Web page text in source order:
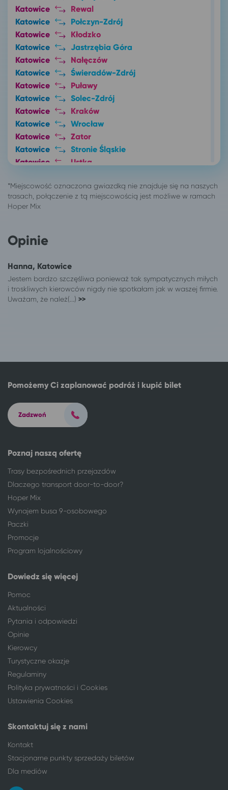
Katowice
Rewal
Katowice
Połczyn-Zdrój
Katowice
Kłodzko
Katowice
Jastrzębia Góra
Katowice
Nałęczów
Katowice
Świeradów-Zdrój
Katowice
Puławy
Katowice
Solec-Zdrój
Katowice
Kraków
Katowice
Wrocław
Katowice
Zator
Katowice
Stronie Śląskie
Katowice
Ustka
Katowice
Inowrocław
Katowice
Pobierowo
Katowice
Katowice
Katowice
Szklarska Poręba
Katowice
Busko-Zdrój
Katowice
Jelenia Góra
Katowice
Polanica-Zdrój
Katowice
Wieniec Zdrój
Katowice
Gdańsk
Katowice
Goczałkowice-Zdrój*
Katowice
Ustroń*
Kielce
Katowice
Nysa
Katowice
Katowice
Włocławek
341 miejscowości
Bydgoszcz
Bytom
Kudowa-Zdrój
Częstochowa
Gdańsk
Gdynia
Gliwice
Kudowa-Zdrój
Gniezno
Grudziądz
Inowrocław
Jaworzno
Kalisz
Kudowa-Zdrój
Kielce
Kudowa-Zdrój
Kraków
Kudowa-Zdrój
Kutno
Leszno
Kudowa-Zdrój
Łódź
Lublin
Opinie
Hanna, Katowice
Jestem bardzo szczęśliwa ponieważ tak sympatycznych miłych
i troskliwych kierowców nigdy nie spotkałam jak w waszej firmie.
Uważam, że należ(...) >>
Poznaj naszą ofertę
Trasy bezpośrednich przejazdów
Dlaczego transport door-to-door?
Hoper Mix
Wynajem busa 9-osobowego
Paczki
Promocje
Program lojalnościowy
Dowiedz się więcej
Pomoc
Aktualności
Pytania i odpowiedzi
Opinie
Kierowcy
Turystyczne okazje
Regulaminy
Polityka prywatności i Cookies
Ustawienia Cookies
Skontaktuj się z nami
Kontakt
Stacjonarne punkty sprzedaży biletów
Dla mediów
Pomożemy Ci zaplanować podróż i kupić bilet
Zadzwoń